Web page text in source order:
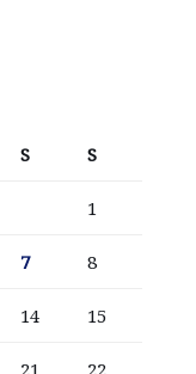
S S
1
7 8
14 15